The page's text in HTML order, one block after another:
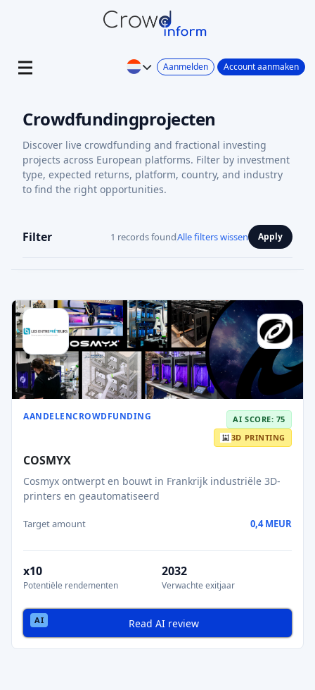
Aanmelden Account aanmaken
Crowdfundingprojecten
Discover live crowdfunding and fractional investing
projects across European platforms. Filter by investment
type, expected returns, platform, country, and industry
to find the right opportunities.
Filter 1 records foundAlle filters wissen Apply
AANDELENCROWDFUNDING
AI SCORE: 75
3D PRINTING
COSMYX
Cosmyx ontwerpt en bouwt in Frankrijk industriële 3D-
printers en geautomatiseerd
Target amount 0,4 MEUR
x10
Potentiële rendementen
2032
Verwachte exitjaar
Read AI review